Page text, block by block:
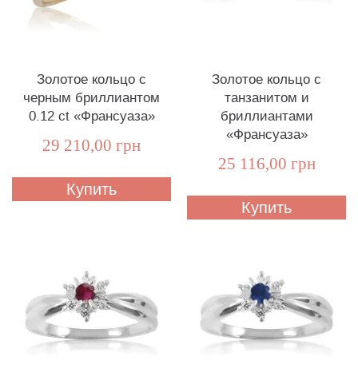
Золотое кольцо с
черным бриллиантом
0.12 ct «Франсуаза»
29 210,00 грн
Купить
Золотое кольцо с
танзанитом и
бриллиантами
«Франсуаза»
25 116,00 грн
Купить